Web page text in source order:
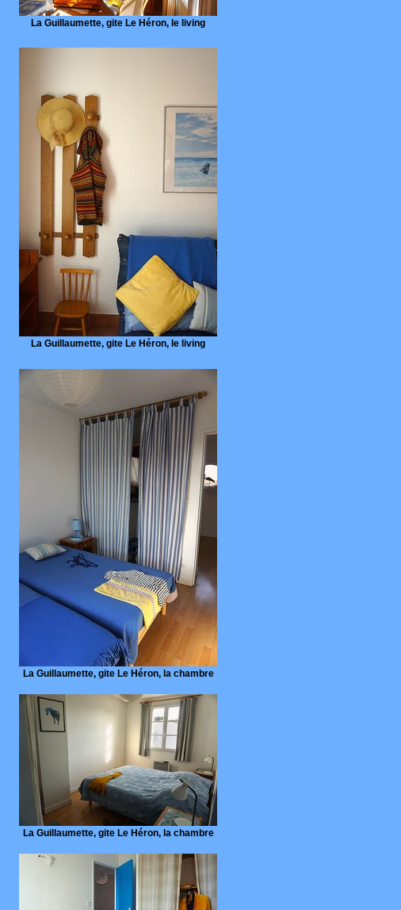
La Guillaumette, gite Le Héron, le living
La Guillaumette, gite Le Héron, le living
La Guillaumette, gite Le Héron, la chambre
La Guillaumette, gite Le Héron, la chambre